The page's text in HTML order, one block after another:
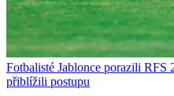
Fotbalisté Jablonce porazili RFS
přiblížili postupu